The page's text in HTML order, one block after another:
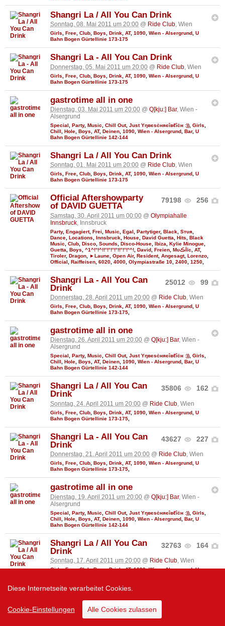
Diese Internetseite verarbeitet Cookies.
Cookie-Einstellungen Alle Cookies zulassen
Shangri La / All You Can Drink
Sonntag, 08. Mai 2011 um 20:00 @ Ride Club, Wien
Girls, Free, Club, Boys, Drink, AT, 1090, Wien - Alsergrund, U
Bahn Bogen Gürtellinie 173-175
Shangri La - All You Can Drink
Donnerstag, 05. Mai 2011 um 20:00 @ Ride Club , Wien
Girls Free Club Boys Drink AT, 1090 Wien - Alsergrund U
Bahn Bogen Gürtellinie 173-175
gastrotime all in one
Dienstag, 03. Mai 2011 um 20:00 @ Q[kju:] Bar, Wien -
Alsergrund
Special Party, Music Chill Out, Just Υηвєѕċняєîвℓîċн :)) Girls
Chill
Hole Boys AT, Deinen 1090 Wien - Alsergrund Bar, U
Bahn Bogen Gürtellinie 142-144
Shangri La / All You Can Drink
Sonntag, 01. Mai 2011 um 20:00 @ Ride Club, Wien
Girls, Free, Club, Boys, Drink, AT, 1090, Wien - Alsergrund, U
Bahn Bogen Gürtellinie 173-175
79198 256
Official Aftershowparty
of DAVID GUETTA
Samstag, 30. April 2011 um 00:00 @ Olympiahalle
Innsbruck , Innsbruck
Party, Engagiert, Frei Music Egal Partytiger, Black Sтυя
Dance Locations Innsbruck House David Guetta Hits
Black
Music
Club Disco Sounds Disco-House Ibiza Kylie Minogue
Guetta
Boys ^1^!°!^!!°!°!°!°!!°!°!°^! David Freien MυڪĪīc AT,
Tiroler, Dragon ►Laune Open Air, Resident, Angesagt, Lorenzo
Official
Raiffeisen 6020 4000 Olympiastraße 10 2400 1250
25012 99
Shangri La - All You Can
Drink
Donnerstag, 28. April 2011 um 20:00 @ Ride Club, Wien
Girls Free Club Boys Drink AT, 1090 Wien - Alsergrund U
Bahn Bogen Gürtellinie 173-175
gastrotime all in one
Dienstag, 26. April 2011 um 20:00 @ Q[kju:] Bar, Wien -
Alsergrund
Special , Party, Music, Chill Out, Just Υηвєѕċняєîвℓîċн :)), Girls,
Chill , Hole, Boys, AT, Deinen, 1090, Wien - Alsergrund, Bar, U
Bahn Bogen Gürtellinie 142-144
35806 162
Shangri La / All You Can
Drink
Sonntag, 24. April 2011 um 20:00 @ Ride Club , Wien
Girls Free Club Boys Drink AT, 1090 Wien - Alsergrund U
Bahn Bogen Gürtellinie 173-175
43627 227
Shangri La - All You Can
Drink
Donnerstag, 21. April 2011 um 20:00 @ Ride Club, Wien
Girls Free Club Boys Drink AT, 1090 Wien - Alsergrund U
Bahn Bogen Gürtellinie 173-175
gastrotime all in one
Dienstag, 19. April 2011 um 20:00 @ Q[kju:] Bar, Wien -
Alsergrund
Special Party, Music Chill Out, Just Υηвєѕċняєîвℓîċн :)) Girls
Chill
Hole Boys AT, Deinen 1090 Wien - Alsergrund Bar, U
Bahn Bogen Gürtellinie 142-144
32763 164
Shangri La / All You Can
Drink
Sonntag, 17. April 2011 um 20:00 @ Ride Club, Wien
Girls,Free,Club,Boys,Drink,AT,1090,Wien - Alsergrund,U
Shangri La - All You Can
Donnerstag, 14. April 2011 um 20:00@
Club,Boys,Drink,AT,1090,Wien - Alsergrund